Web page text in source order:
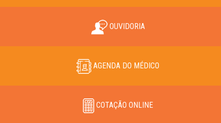
OUVIDORIA
AGENDA DO MÉDICO
COTAÇÃO ONLINE